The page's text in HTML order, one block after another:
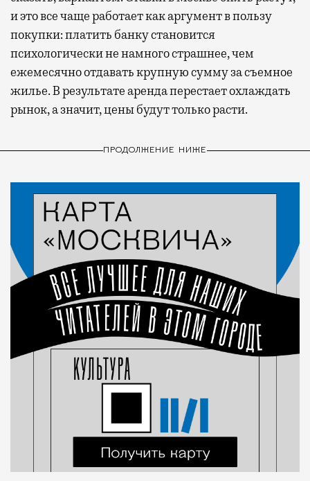
и это все чаще работает как аргумент в пользу
покупки: платить банку становится
психологически не намного страшнее, чем
ежемесячно отдавать крупную сумму за съемное
жилье. В результате аренда перестает охлаждать
рынок, а значит, цены будут только расти.
ПРОДОЛЖЕНИЕ НИЖЕ